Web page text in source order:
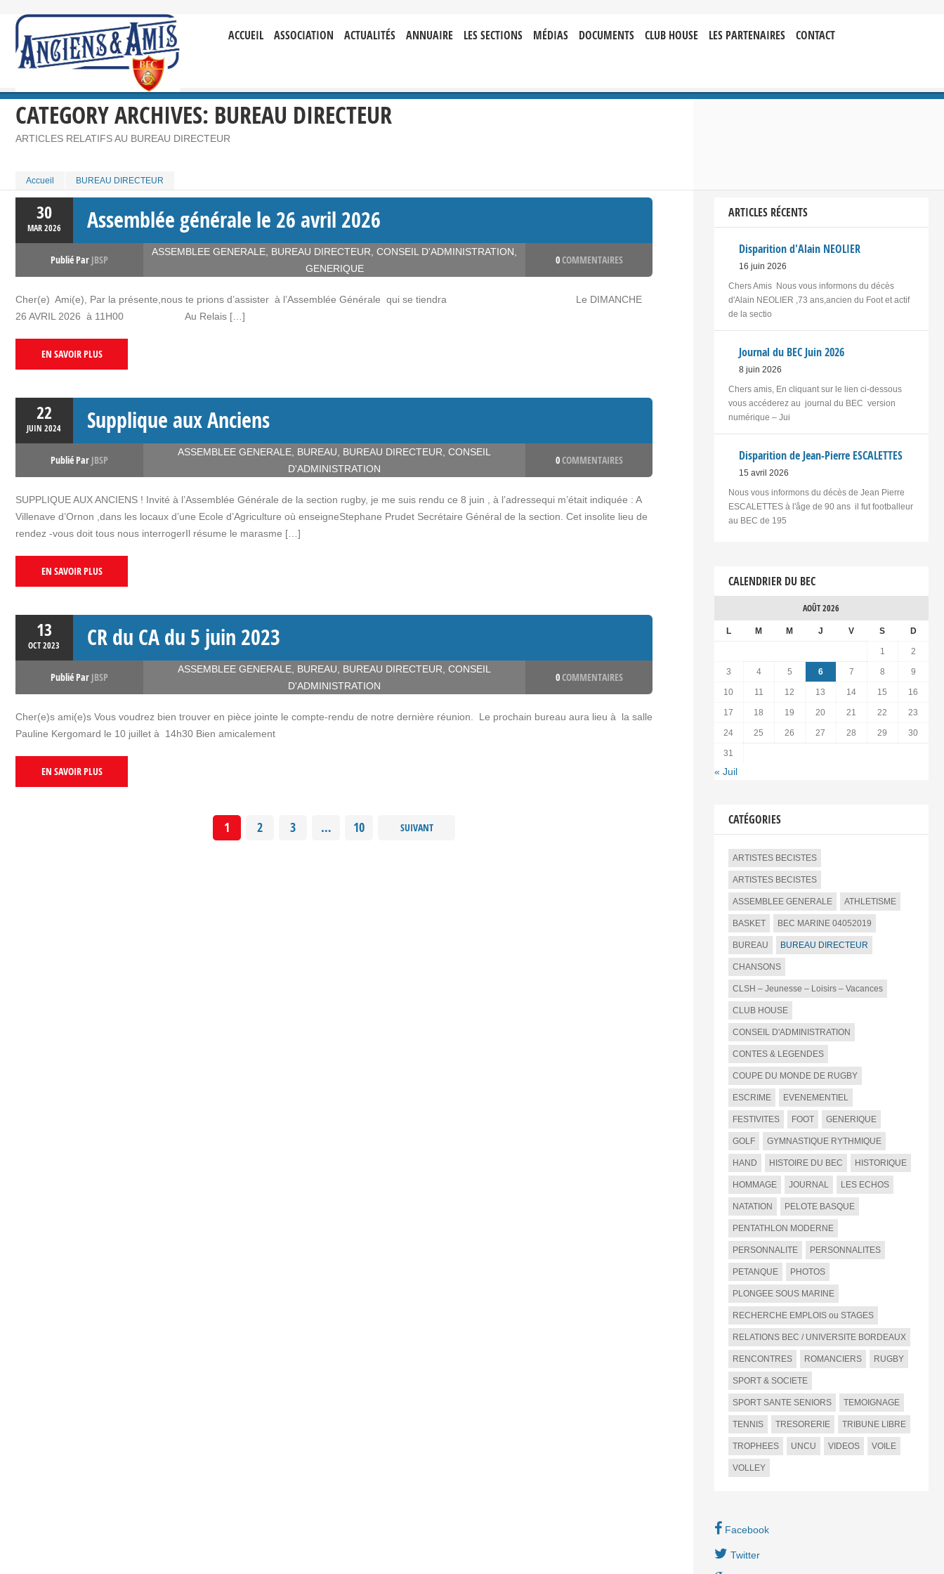
ACCUEIL ASSOCIATION ACTUALITÉS ANNUAIRE LES SECTIONS MÉDIAS DOCUMENTS CLUB HOUSE LES PARTENAIRES CONTACT
CATEGORY ARCHIVES: BUREAU DIRECTEUR
ARTICLES RELATIFS AU BUREAU DIRECTEUR
Accueil BUREAU DIRECTEUR
30
MAR2026 Assemblée générale le 26 avril 2026
Publié Par JBSP
ASSEMBLEE GENERALE BUREAU DIRECTEUR CONSEIL D'ADMINISTRATION
GENERIQUE
0COMMENTAIRES
Cher(e) Ami(e), Par la présente,nous te prions d’assister à l’Assemblée Générale qui se tiendra Le DIMANCHE
26 AVRIL 2026 à 11H00 Au Relais […]
EN SAVOIR PLUS
22
JUIN2024 Supplique aux Anciens
Publié Par JBSP
ASSEMBLEE GENERALE BUREAU BUREAU DIRECTEUR CONSEIL
D'ADMINISTRATION
0COMMENTAIRES
SUPPLIQUE AUX ANCIENS ! Invité à l’Assemblée Générale de la section rugby, je me suis rendu ce 8 juin , à l’adressequi m’était indiquée : A
Villenave d’Ornon ,dans les locaux d’une Ecole d’Agriculture où enseigneStephane Prudet Secrétaire Général de la section. Cet insolite lieu de
rendez -vous doit tous nous interrogerIl résume le marasme […]
EN SAVOIR PLUS
13
OCT2023 CR du CA du 5 juin 2023
Publié Par JBSP
ASSEMBLEE GENERALE BUREAU BUREAU DIRECTEUR CONSEIL
D'ADMINISTRATION
0COMMENTAIRES
Cher(e)s ami(e)s Vous voudrez bien trouver en pièce jointe le compte-rendu de notre dernière réunion. Le prochain bureau aura lieu à la salle
Pauline Kergomard le 10 juillet à 14h30 Bien amicalement
EN SAVOIR PLUS
1 2 3 … 10 SUIVANT
ARTICLES RÉCENTS
Disparition d'Alain NEOLIER
16 juin 2026
Chers Amis Nous vous informons du décès
d'Alain NEOLIER ,73 ans,ancien du Foot et actif
de la sectio
Journal du BEC Juin 2026
8 juin 2026
Chers amis, En cliquant sur le lien ci-dessous
vous accéderez au journal du BEC version
numérique – Jui
Disparition de Jean-Pierre ESCALETTES
15 avril 2026
Nous vous informons du décès de Jean Pierre
ESCALETTES à l'âge de 90 ans il fut footballeur
au BEC de 195
CALENDRIER DU BEC
AOÛT 2026
L M M J V S D
1 2
3 4 5 6 7 8 9
10 11 12 13 14 15 16
17 18 19 20 21 22 23
24 25 26 27 28 29 30
31
« Juil
CATÉGORIES
ARTISTES BECISTES
ARTISTES BECISTES
ASSEMBLEE GENERALE ATHLETISME
BASKET BEC MARINE 04052019
BUREAU BUREAU DIRECTEUR
CHANSONS
CLSH – Jeunesse – Loisirs – Vacances
CLUB HOUSE
CONSEIL D'ADMINISTRATION
CONTES & LEGENDES
COUPE DU MONDE DE RUGBY
ESCRIME EVENEMENTIEL
FESTIVITES FOOT GENERIQUE
GOLF GYMNASTIQUE RYTHMIQUE
HAND HISTOIRE DU BEC HISTORIQUE
HOMMAGE JOURNAL LES ECHOS
NATATION PELOTE BASQUE
PENTATHLON MODERNE
PERSONNALITE PERSONNALITES
PETANQUE PHOTOS
PLONGEE SOUS MARINE
RECHERCHE EMPLOIS ou STAGES
RELATIONS BEC / UNIVERSITE BORDEAUX
RENCONTRES ROMANCIERS RUGBY
SPORT & SOCIETE
SPORT SANTE SENIORS TEMOIGNAGE
TENNIS TRESORERIE TRIBUNE LIBRE
TROPHEES UNCU VIDEOS VOILE
VOLLEY
Facebook
Twitter